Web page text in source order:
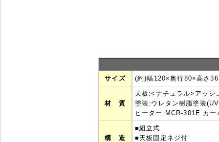
サイズ (約)幅120×奥行80×高さ
材 質
天板:<ナチュラル>アッシ
塗装:ウレタン樹脂塗装
ヒーター:MCR-301E カ
構 造
■組立式
■天板固定ネジ付